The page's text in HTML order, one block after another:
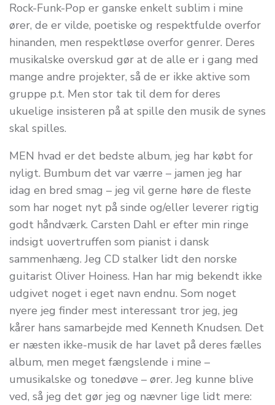
Rock-Funk-Pop er ganske enkelt sublim i mine
ører, de er vilde, poetiske og respektfulde overfor
hinanden, men respektløse overfor genrer. Deres
musikalske overskud gør at de alle er i gang med
mange andre projekter, så de er ikke aktive som
gruppe p.t. Men stor tak til dem for deres
ukuelige insisteren på at spille den musik de synes
skal spilles.
MEN hvad er det bedste album, jeg har købt for
nyligt. Bumbum det var værre – jamen jeg har
idag en bred smag – jeg vil gerne høre de fleste
som har noget nyt på sinde og/eller leverer rigtig
godt håndværk. Carsten Dahl er efter min ringe
indsigt uovertruffen som pianist i dansk
sammenhæng. Jeg CD stalker lidt den norske
guitarist Oliver Hoiness. Han har mig bekendt ikke
udgivet noget i eget navn endnu. Som noget
nyere jeg finder mest interessant tror jeg, jeg
kårer hans samarbejde med Kenneth Knudsen. Det
er næsten ikke-musik de har lavet på deres fælles
album, men meget fængslende i mine –
umusikalske og tonedøve – ører. Jeg kunne blive
ved, så jeg det gør jeg og nævner lige lidt mere: